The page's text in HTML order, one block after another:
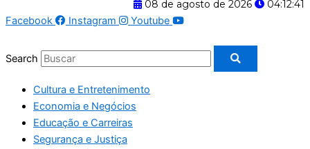
08 de agosto de 2026
04:12:41
Facebook
Instagram Youtube
Search
Cultura e Entretenimento
Economia e Negócios
Educação e Carreiras
Segurança e Justiça